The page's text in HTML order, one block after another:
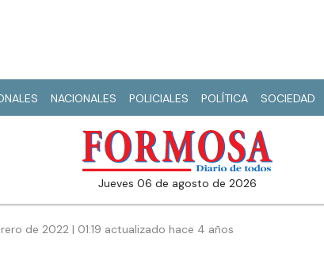
NACIONALES POLICIALES POLÍTICA SOCIEDAD
jueves 06 de agosto de 2026
de 2022 | 01:19 actualizado hace 4 años